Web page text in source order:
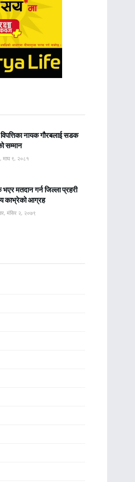
विपत्तिका नायक गौरबलाई सडक
सम्मान
माघ ९, २०८१
भएर मतदान गर्न जिल्ला प्रहरी
काभ्रेको आग्रह
मंसिर २, २०७९